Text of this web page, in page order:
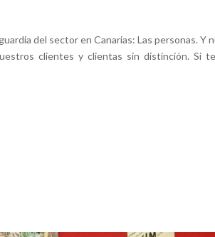
del sector en Canarias: Las personas. Y
clientes y clientas sin distinción. Si